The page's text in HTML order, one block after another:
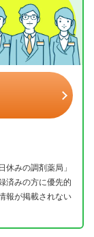
休みの調剤薬局」
済みの方に優先的
報が掲載されない